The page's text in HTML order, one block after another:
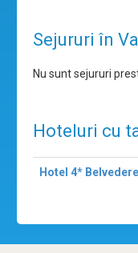
Sejururi în
Nu sunt sejururi
Hoteluri cu
Hotel 4* Belvedere